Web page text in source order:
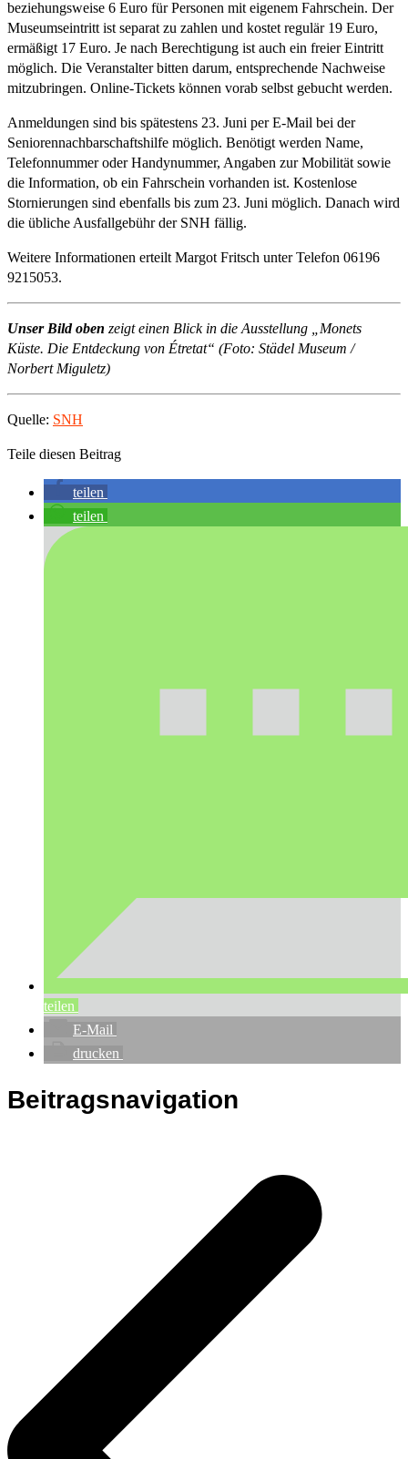
beziehungsweise 6 Euro für Personen mit eigenem Fahrschein. Der
Museumseintritt ist separat zu zahlen und kostet regulär 19 Euro,
ermäßigt 17 Euro. Je nach Berechtigung ist auch ein freier Eintritt
möglich. Die Veranstalter bitten darum, entsprechende Nachweise
mitzubringen. Online-Tickets können vorab selbst gebucht werden.
Anmeldungen sind bis spätestens 23. Juni per E-Mail bei der
Seniorennachbarschaftshilfe möglich. Benötigt werden Name,
Telefonnummer oder Handynummer, Angaben zur Mobilität sowie
die Information, ob ein Fahrschein vorhanden ist. Kostenlose
Stornierungen sind ebenfalls bis zum 23. Juni möglich. Danach wird
die übliche Ausfallgebühr der SNH fällig.
Weitere Informationen erteilt Margot Fritsch unter Telefon 06196
9215053.
Unser Bild oben zeigt einen Blick in die Ausstellung „Monets
Küste. Die Entdeckung von Étretat“ (Foto: Städel Museum /
Norbert Miguletz)
Quelle: SNH
Teile diesen Beitrag
teilen
teilen
teilen
E-Mail
drucken
Beitragsnavigation